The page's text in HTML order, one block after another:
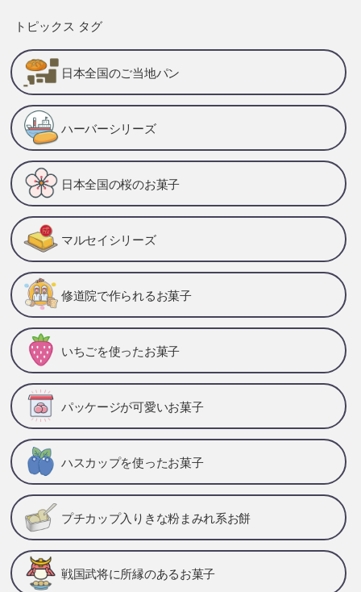
トピックス タグ
日本全国のご当地パン
ハーバーシリーズ
日本全国の桜のお菓子
マルセイシリーズ
修道院で作られるお菓子
いちごを使ったお菓子
パッケージが可愛いお菓子
ハスカップを使ったお菓子
プチカップ入りきな粉まみれ系お餅
戦国武将に所縁のあるお菓子